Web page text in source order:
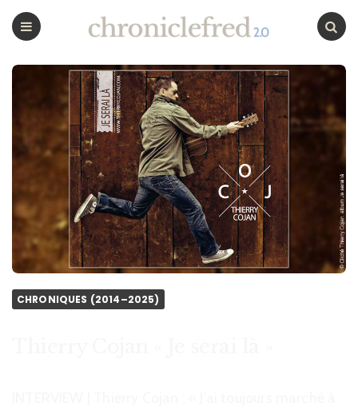
CHRONICLEFRED
CHRONIQUES (2014–2025)